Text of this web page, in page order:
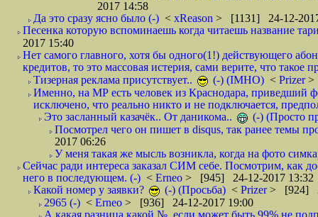
2017 14:58
Да это сразу ясно было (-) < xReason > [1131] 24-12-
Песенка которую вспоминаешь когда читаешь название
2017 15:40
Нет самого главного, хотя бы одного(1!) действующего
кредитов, то это массовая истерия, сами верите, что такое
Тизерная реклама присутствует..
(-) (IMHO) < Prizer>
Именно, на МР есть человек из Краснодара, приведший
исключено, что реально никто и не подключается,
Это засланный казачёк.. От даникома..
(-) (Просто
Посмотрел чего он пишет в disqus, так ранее темы
2017 06:26
У меня такая же мысль возникла, когда на фото
Сейчас ради интереса заказал СИМ себе. Посмотрим, как
него в последующем. (-) < Erneo > [945] 24-12-2017 13:32
Какой номер у заявки?
(-) (Просьба) < Prizer> [924]
2965 (-) < Erneo > [936] 24-12-2017 19:00
А какая разница какой №, если может быть 99% не